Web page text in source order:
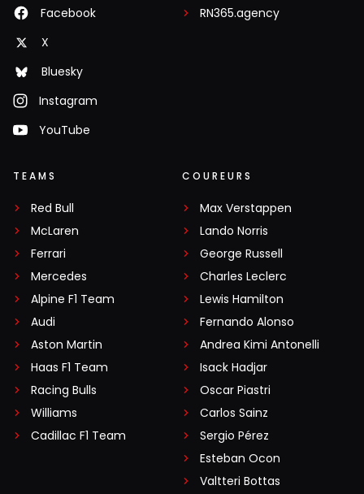
Facebook
X
Bluesky
Instagram
YouTube
RN365.agency
TEAMS
Red Bull
McLaren
Ferrari
Mercedes
Alpine F1 Team
Audi
Aston Martin
Haas F1 Team
Racing Bulls
Williams
Cadillac F1 Team
COUREURS
Max Verstappen
Lando Norris
George Russell
Charles Leclerc
Lewis Hamilton
Fernando Alonso
Andrea Kimi Antonelli
Isack Hadjar
Oscar Piastri
Carlos Sainz
Sergio Pérez
Esteban Ocon
Valtteri Bottas